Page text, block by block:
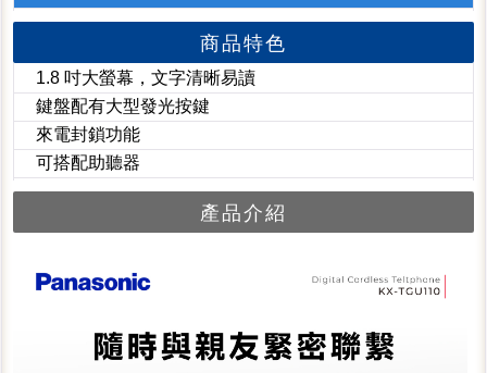
商品特色
1.8 吋大螢幕，文字清晰易讀
鍵盤配有大型發光按鍵
來電封鎖功能
可搭配助聽器
產品介紹